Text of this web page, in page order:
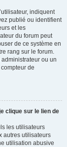
indiquent
publié ou identifient
et les
du forum peut
de ce système en
rang sur le forum.
ou un
de
clique sur le lien de
les utilisateurs
autres utilisateurs
utilisation abusive